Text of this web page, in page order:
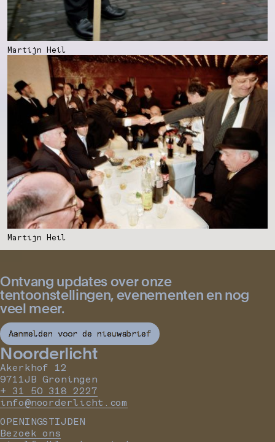
Martijn Heil
Martijn Heil
Ontvang updates over onze
tentoonstellingen, evenementen en nog
veel meer.
Aanmelden voor de nieuwsbrief
Noorderlicht
Akerkhof 12
9711JB Groningen
+ 31 50 318 2227
info@noorderlicht.com
OPENINGSTIJDEN
Bezoek ons